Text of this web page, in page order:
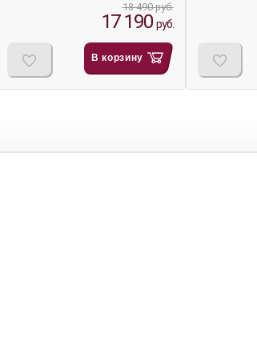
18 490 руб.
17 190руб.
В корзину